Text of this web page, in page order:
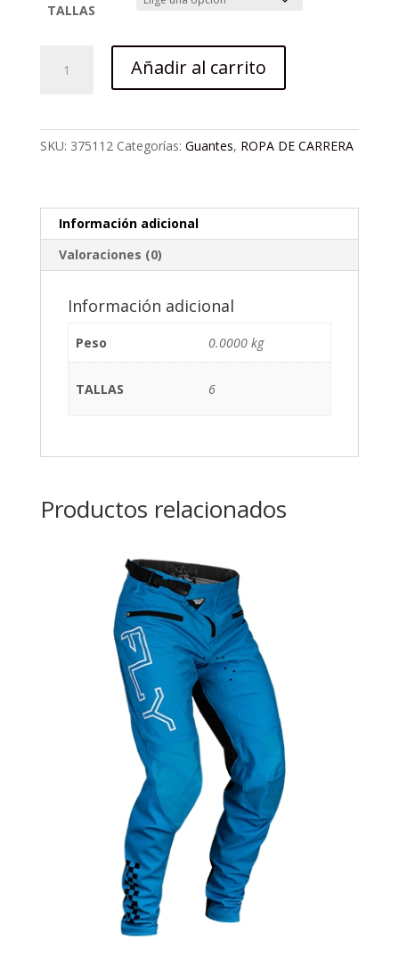
TALLAS
Añadir al carrito
SKU: 375112 Categorías: Guantes, ROPA DE CARRERA
Información adicional
Valoraciones (0)
Información adicional
Peso 0.0000 kg
TALLAS 6
Productos relacionados